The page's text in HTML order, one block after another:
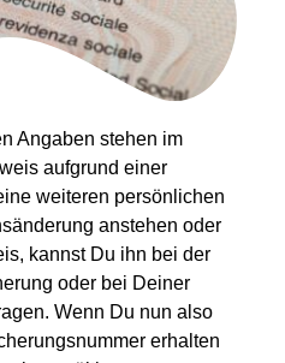
Angaben stehen im
aufgrund einer
weiteren persönlichen
anstehen oder
kannst Du ihn bei der
oder bei Deiner
Wenn Du nun also
erhalten